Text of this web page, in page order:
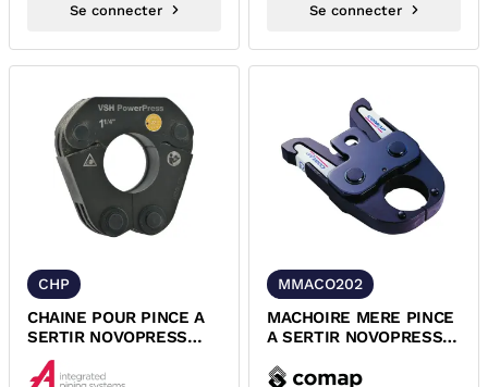
Se connecter Se connecter
CHP
CHAINE POUR PINCE A
SERTIR NOVOPRESS
ACO 202 203 203XL
203BT
MMACO202
MACHOIRE MERE PINCE
A SERTIR NOVOPRESS
203BT